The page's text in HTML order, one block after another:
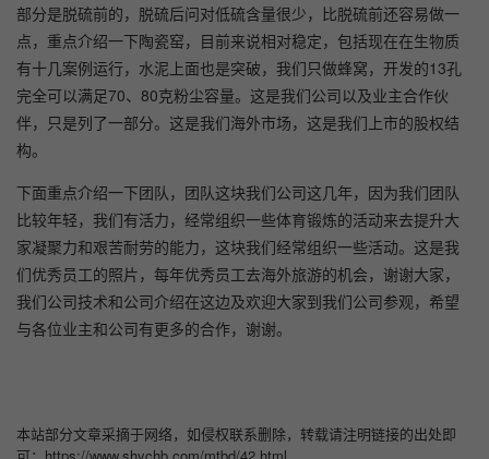
部分是脱硫前的，脱硫后问对低硫含量很少，比脱硫前还容易做一
点，重点介绍一下陶瓷窑，目前来说相对稳定，包括现在在生物质
有十几案例运行，水泥上面也是突破，我们只做蜂窝，开发的13孔
完全可以满足70、80克粉尘容量。这是我们公司以及业主合作伙
伴，只是列了一部分。这是我们海外市场，这是我们上市的股权结
构。
下面重点介绍一下团队，团队这块我们公司这几年，因为我们团队
比较年轻，我们有活力，经常组织一些体育锻炼的活动来去提升大
家凝聚力和艰苦耐劳的能力，这块我们经常组织一些活动。这是我
们优秀员工的照片，每年优秀员工去海外旅游的机会，谢谢大家，
我们公司技术和公司介绍在这边及欢迎大家到我们公司参观，希望
与各位业主和公司有更多的合作，谢谢。
本站部分文章采摘于网络，如侵权联系删除，转载请注明链接的出处即